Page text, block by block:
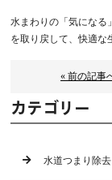
水まわりの「気になる
を取り戻して、快適な
« 前の記事
カテゴリー
水道つまり除去